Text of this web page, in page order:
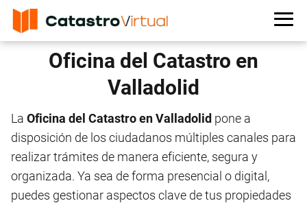
Oficina del Catastro en
Valladolid
La Oficina del Catastro en Valladolid pone a
disposición de los ciudadanos múltiples canales para
realizar trámites de manera eficiente, segura y
organizada. Ya sea de forma presencial o digital,
puedes gestionar aspectos clave de tus propiedades